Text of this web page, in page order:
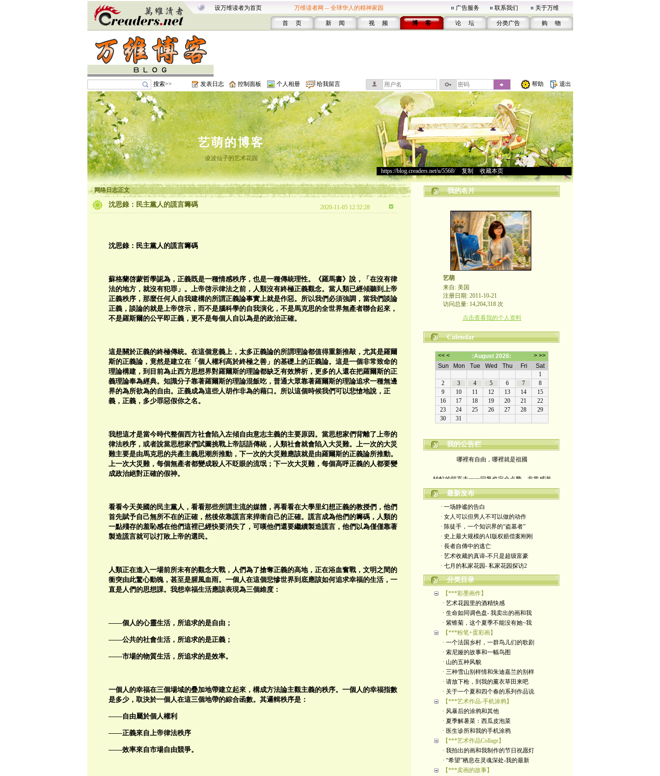
设万维读者为首页 万维读者网 -- 全球华人的精神家园 广告服务 联系我们 关于万维
首 页 新 闻 视 频 博 客 论 坛 分类广告 购 物
搜索>> 发表日志 控制面板 个人相册 给我留言 帮助 退出
艺萌的博客
凌波仙子的艺术花园
https://blog.creaders.net/u/5568/> 复制 收藏本页
网络日志正文
沈思錄：民主黨人的謊言籌碼 2020-11-05 12:32:28
沈思錄：民主黨人的謊言籌碼
蘇格蘭啓蒙哲學認為，正義既是一種情感秩序，也是一種傳統理性。《羅馬書》說，「在沒有律
法的地方，就沒有犯罪」。上帝啓示律法之前，人類沒有終極正義觀念。當人類已經傾聽到上帝
正義秩序，那麼任何人自我建構的所謂正義論事實上就是作惡。所以我們必須強調，當我們談論
正義，談論的就是上帝啓示，而不是腦科學的自我演化，不是馬克思的全世界無產者聯合起來，
不是羅斯爾的公平即正義，更不是每個人自以為是的政治正確。
這是關於正義的終極傳統。在這個意義上，太多正義論的所謂理論都值得重新推敲，尤其是羅爾
斯的正義論，竟然是建立在「個人權利高於終極之善」的基礎上的正義論。這是一個非常致命的
理論構建，到目前為止西方思想界對羅爾斯的理論都缺乏有效辨析，更多的人還在把羅爾斯的正
義理論奉為經典。知識分子靠著羅爾斯的理論混飯吃，普通大眾靠著羅爾斯的理論追求一種無邊
界的為所欲為的自由。正義成為這些人胡作非為的藉口。所以這個時候我們可以悲愴地說，正
義，正義，多少罪惡假你之名。
我想這才是當今時代整個西方社會陷入左傾自由意志主義的主要原因。當思想家們背離了上帝的
律法秩序，或者說當思想家們試圖挑戰上帝話語傳統，人類社會就會陷入大災難。上一次的大災
難主要是由馬克思的共產主義思潮所推動，下一次的大災難應該就是由羅爾斯的正義論所推動。
上一次大災難，每個無產者都變成殺人不眨眼的流氓；下一次大災難，每個高呼正義的人都要變
成政治絕對正確的假神。
看看今天美國的民主黨人，看看那些所謂主流的媒體，再看看在大學里幻想正義的教授們，他們
首先賦予自己無所不在的正確，然後依靠謊言來捍衛自己的正確。謊言成為他們的籌碼，人類的
一點殘存的羞恥感在他們這裡已經快要消失了，可嘆他們還要繼續製造謊言，他們以為僅僅靠著
製造謊言就可以打敗上帝的選民。
人類正在進入一場前所未有的觀念大戰，人們為了搶奪正義的高地，正在浴血奮戰，文明之間的
衝突由此驚心動魄，甚至是腥風血雨。一個人在這個悲慘世界到底應該如何追求幸福的生活，一
直是人們的思想課。我想幸福生活應該表現為三個維度：
——個人的心靈生活，所追求的是自由；
——公共的社會生活，所追求的是正義；
——市場的物質生活，所追求的是效率。
一個人的幸福在三個場域的疊加地帶建立起來，構成方法論主觀主義的秩序。一個人的幸福指數
是多少，取決於一個人在這三個地帶的綜合函數。其邏輯秩序是：
——自由屬於個人權利
——正義來自上帝律法秩序
——效率來自市場自由競爭。
我的名片
艺萌
来自: 美国
注册日期: 2011-10-21
访问总量: 14,204,318 次
点击查看我的个人资料
Calendar
我的公告栏
yimengling53@yahoo.com
有意收藏者请私信我，感谢一贯支持
政治转载不一定代表本人意见
艺术博客：https://yimengl.blog
最新发布
· 一场静谧的告白
· 女人可以但男人不可以做的动作
· 陈徒手，一个知识界的“盗墓者”
· 史上最大规模的AI版权赔偿案刚刚
· 長者自傳中的逃亡
· 艺术收藏的真谛-不只是超级富豪
· 七月的私家花园- 私家花园探访2
分类目录
【***彩墨画作】
· 艺术花园里的酒精快感
· 生命如同调色盘- 我卖出的画和我
· 紫锥菊，这个夏季不能没有她~我
【***粉笔+蛋彩画】
· 一个法国乡村，一群鸟儿们的歌剧
· 索尼娅的故事和一幅鸟图
· 山的五种风貌
· 三种雪山别样情和朱迪嘉兰的别样
· 请放下枪，到我的薰衣草田来吧
· 关于一个夏和四个春的系列作品说
【***艺术作品-手机涂鸦】
· 风暴后的涂鸦和其他
· 夏季解暑菜：西瓜皮泡菜
· 医生诊所和我的手机涂鸦
【***艺术作品Collage】
· 我拍出的画和我制作的节日祝愿灯
· “希望”栖息在灵魂深处-我的最新
【***卖画的故事】